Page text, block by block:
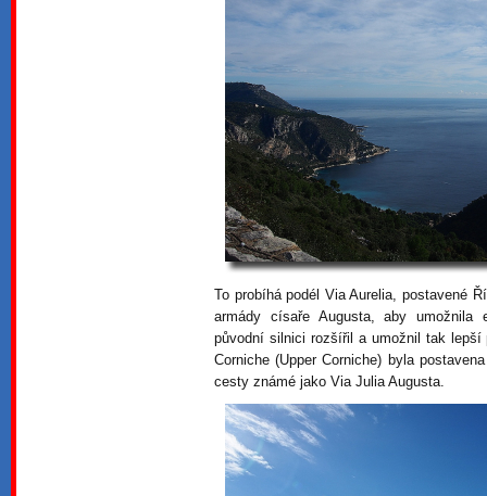
To probíhá podél Via Aurelia, postavené
armády císaře Augusta, aby umožnila
původní silnici rozšířil a umožnil tak lepší
Corniche (Upper Corniche) byla
cesty známé jako Via Julia Augusta.